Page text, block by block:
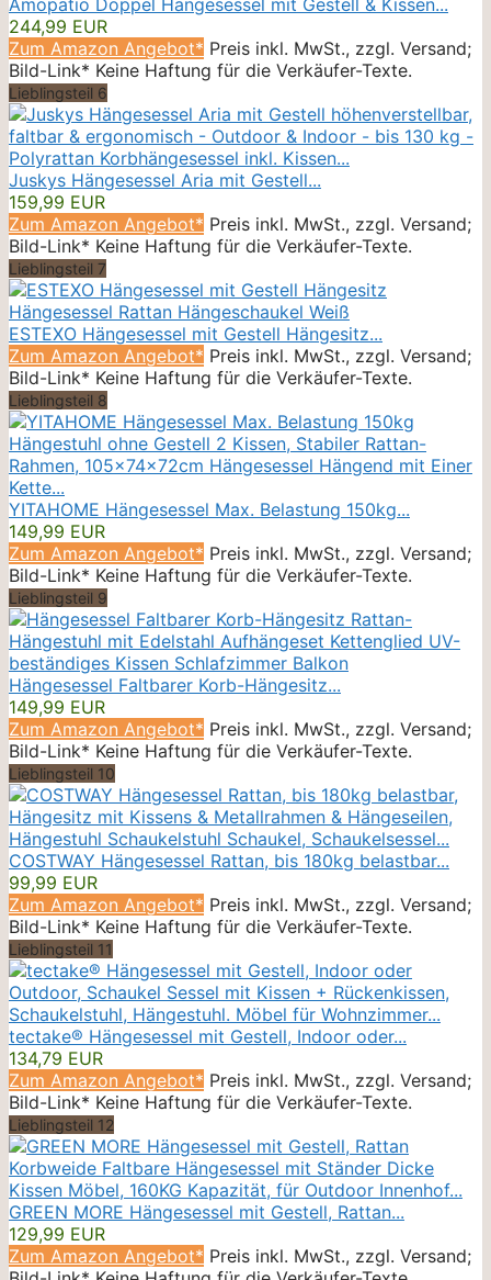
244,99 EUR
Zum Amazon Angebot* Preis inkl. MwSt., zzgl. Versand;
Bild-Link* Keine Haftung für die Verkäufer-Texte.
Lieblingsteil 6
Juskys Hängesessel Aria mit Gestell...
159,99 EUR
Zum Amazon Angebot* Preis inkl. MwSt., zzgl. Versand;
Bild-Link* Keine Haftung für die Verkäufer-Texte.
Lieblingsteil 7
ESTEXO Hängesessel mit Gestell Hängesitz...
Zum Amazon Angebot* Preis inkl. MwSt., zzgl. Versand;
Bild-Link* Keine Haftung für die Verkäufer-Texte.
Lieblingsteil 8
YITAHOME Hängesessel Max. Belastung 150kg...
149,99 EUR
Zum Amazon Angebot* Preis inkl. MwSt., zzgl. Versand;
Bild-Link* Keine Haftung für die Verkäufer-Texte.
Lieblingsteil 9
Hängesessel Faltbarer Korb-Hängesitz...
149,99 EUR
Zum Amazon Angebot* Preis inkl. MwSt., zzgl. Versand;
Bild-Link* Keine Haftung für die Verkäufer-Texte.
Lieblingsteil 10
COSTWAY Hängesessel Rattan, bis 180kg belastbar...
99,99 EUR
Zum Amazon Angebot* Preis inkl. MwSt., zzgl. Versand;
Bild-Link* Keine Haftung für die Verkäufer-Texte.
Lieblingsteil 11
tectake® Hängesessel mit Gestell, Indoor oder...
134,79 EUR
Zum Amazon Angebot* Preis inkl. MwSt., zzgl. Versand;
Bild-Link* Keine Haftung für die Verkäufer-Texte.
Lieblingsteil 12
GREEN MORE Hängesessel mit Gestell, Rattan...
129,99 EUR
Zum Amazon Angebot* Preis inkl. MwSt., zzgl. Versand;